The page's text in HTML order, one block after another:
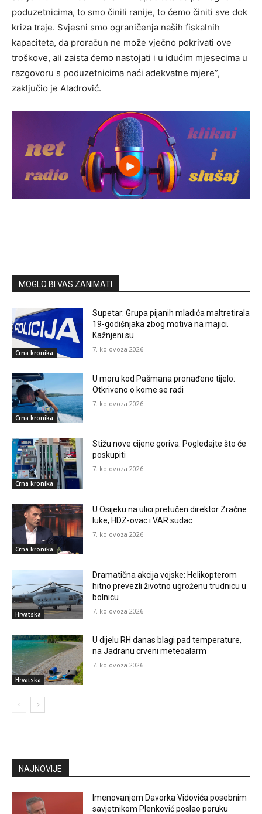
poduzetnicima, to smo činili ranije, to ćemo činiti sve dok
kriza traje. Svjesni smo ograničenja naših fiskalnih
kapaciteta, da proračun ne može vječno pokrivati ove
troškove, ali zaista ćemo nastojati i u idućim mjesecima u
razgovoru s poduzetnicima naći adekvatne mjere”,
zaključio je Aladrović.
MOGLO BI VAS ZANIMATI
Crna kronika
Supetar: Grupa pijanih mladića maltretirala
19-godišnjaka zbog motiva na majici.
Kažnjeni su.
7. kolovoza 2026.
Crna kronika
U moru kod Pašmana pronađeno tijelo:
Otkriveno o kome se radi
7. kolovoza 2026.
Crna kronika
Stižu nove cijene goriva: Pogledajte što će
poskupiti
7. kolovoza 2026.
Crna kronika
U Osijeku na ulici pretučen direktor Zračne
luke, HDZ-ovac i VAR sudac
7. kolovoza 2026.
Hrvatska
Dramatična akcija vojske: Helikopterom
hitno prevezli životno ugroženu trudnicu u
bolnicu
7. kolovoza 2026.
Hrvatska
U dijelu RH danas blagi pad temperature,
na Jadranu crveni meteoalarm
7. kolovoza 2026.
NAJNOVIJE
Imenovanjem Davorka Vidovića posebnim
savjetnikom Plenković poslao poruku